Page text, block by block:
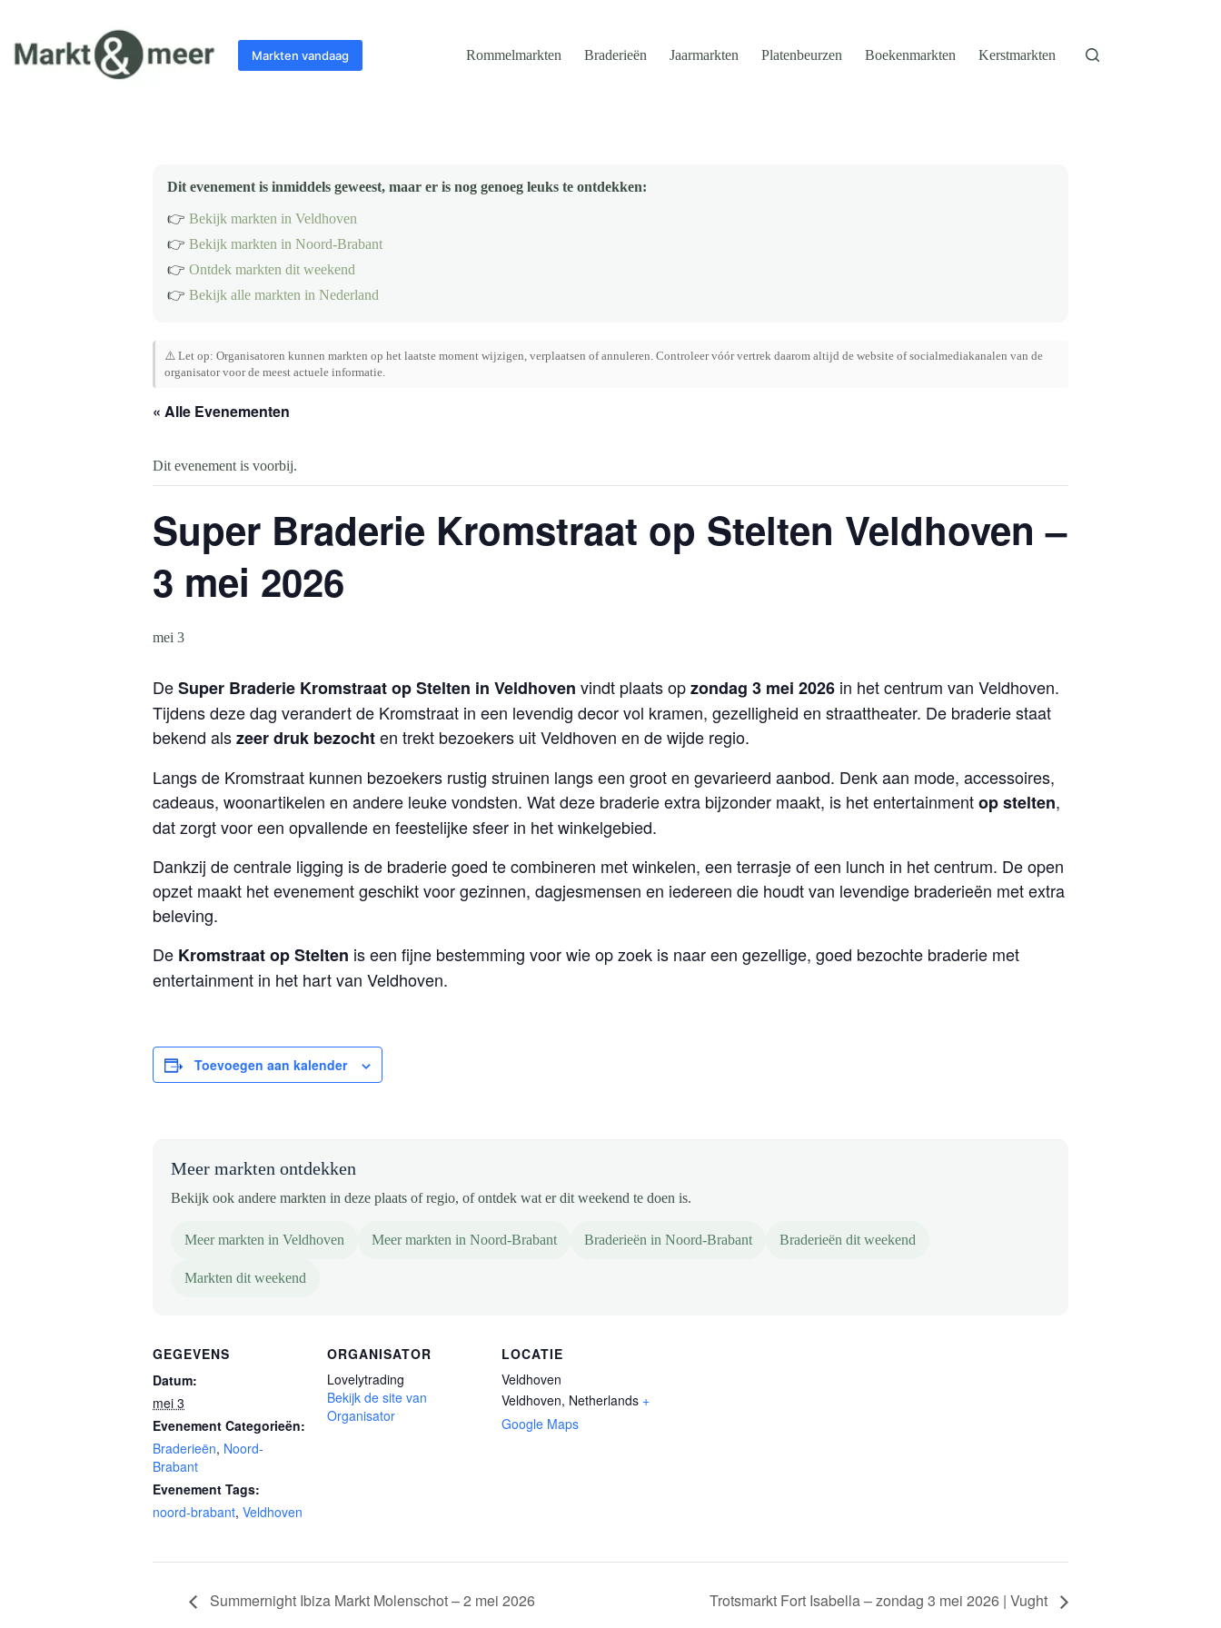
inhoud
Markten vandaag Rommelmarkten Braderieën Jaarmarkten Platenbeurzen Boekenmarkten Kerstmarkten
Dit evenement is inmiddels geweest, maar er is nog genoeg leuks te ontdekken:
👉 Bekijk markten in Veldhoven
👉 Bekijk markten in Noord-Brabant
👉 Ontdek markten dit weekend
👉 Bekijk alle markten in Nederland
⚠️ Let op: Organisatoren kunnen markten op het laatste moment wijzigen, verplaatsen of annuleren. Controleer vóór vertrek daarom altijd de website of socialmediakanalen van de
organisator voor de meest actuele informatie.
« Alle Evenementen
Dit evenement is voorbij.
Super Braderie Kromstraat op Stelten Veldhoven –
3 mei 2026
mei 3
DeSuper Braderie Kromstraat op Stelten in Veldhoven vindt plaats opzondag 3 mei 2026 in het centrum van Veldhoven.
Tijdens deze dag verandert de Kromstraat in een levendig decor vol kramen, gezelligheid en straattheater. De braderie staat
bekend alszeer druk bezochten trekt bezoekers uit Veldhoven en de wijde regio.
Langs de Kromstraat kunnen bezoekers rustig struinen langs een groot en gevarieerd aanbod. Denk aan mode, accessoires,
cadeaus, woonartikelen en andere leuke vondsten. Wat deze braderie extra bijzonder maakt, is het entertainmentop stelten,
dat zorgt voor een opvallende en feestelijke sfeer in het winkelgebied.
Dankzij de centrale ligging is de braderie goed te combineren met winkelen, een terrasje of een lunch in het centrum. De open
opzet maakt het evenement geschikt voor gezinnen, dagjesmensen en iedereen die houdt van levendige braderieën met extra
beleving.
De Kromstraat op Stelten is een fijne bestemming voor wie op zoek is naar een gezellige, goed bezochte braderie met
entertainment in het hart van Veldhoven.
Toevoegen aan kalender
Meer markten ontdekken
Bekijk ook andere markten in deze plaats of regio, of ontdek wat er dit weekend te doen is.
Meer markten in Veldhoven Meer markten in Noord-Brabant Braderieën in Noord-Brabant Braderieën dit weekend
Markten dit weekend
GEGEVENS
Datum:
mei 3
Evenement Categorieën:
Braderieën, Noord-
Brabant
Evenement Tags:
noord-brabant, Veldhoven
ORGANISATOR
Lovelytrading
Bekijk de site van
Organisator
LOCATIE
Veldhoven
Veldhoven, Netherlands +
Google Maps
Summernight Ibiza Markt Molenschot – 2 mei 2026 Trotsmarkt Fort Isabella – zondag 3 mei 2026 | Vught